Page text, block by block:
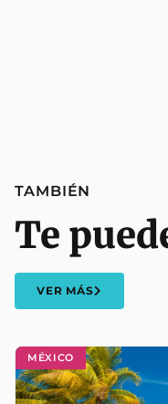
MÉXICO
TAMBIÉN
Te
VER MÁS